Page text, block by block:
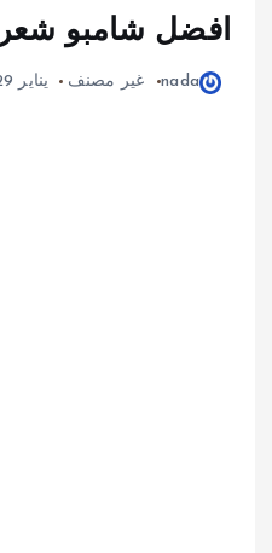
افضل شامبو شعر
nada غير مصنف يناير 29, 2025